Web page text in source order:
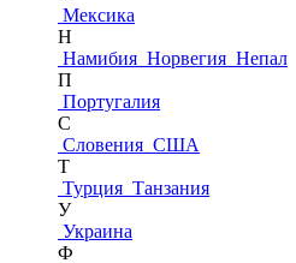
Мексика
Н
Намибия Норвегия Непал
П
Португалия
С
Словения США
Т
Турция Танзания
У
Украина
Ф